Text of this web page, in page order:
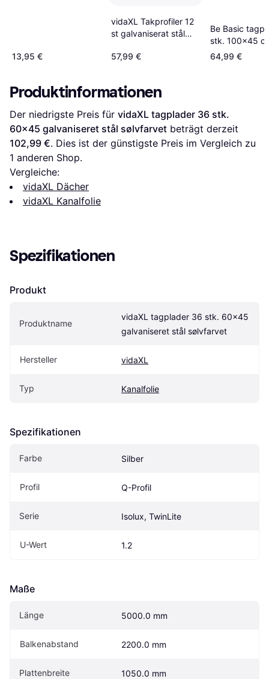
13,95 €
vidaXL Takprofiler 12
st galvaniserat stål
57,99 €
Be Basic
stk. 100x45
galvaniseret
64,99 €
Produktinformationen
Der niedrigste Preis für vidaXL tagplader 36 stk.
60x45 galvaniseret stål sølvfarvet
102,99 €. Dies ist der günstigste Preis im Vergleich zu
1 anderen Shop.
Vergleiche:
vidaXL Dächer
vidaXL Kanalfolie
Spezifikationen
Produkt
Produktname
vidaXL tagplader 36 stk. 60x45
galvaniseret stål sølvfarvet
Hersteller vidaXL
Typ Kanalfolie
Spezifikationen
Farbe Silber
Profil Q-Profil
Serie Isolux, TwinLite
U-Wert 1.2
Maße
Länge 5000.0 mm
Balkenabstand 2200.0 mm
Plattenbreite 1050.0 mm